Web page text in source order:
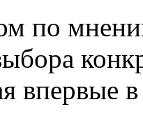
по
впервые